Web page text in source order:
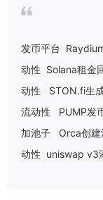
发币平台
动性 Solana租金
动性
STON.fi生
流动性
PUMP发
加池子
Orca创建
动性 uniswap v3